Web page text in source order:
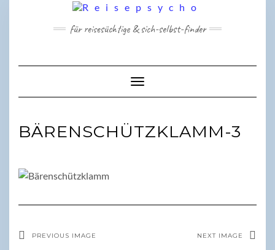
für reisesüchtige & sich-selbst-finder
Toggle Navigation
BÄRENSCHÜTZKLAMM-3
PREVIOUS IMAGE NEXT IMAGE